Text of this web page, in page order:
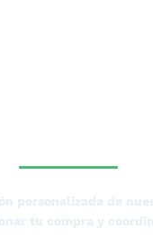
personalizada de
tu compra y